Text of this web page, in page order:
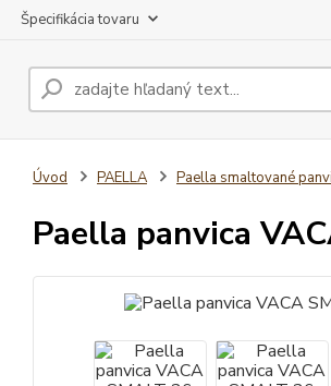
Špecifikácia tovaru
Úvod PAELLA Paella smaltované
Paella panvica